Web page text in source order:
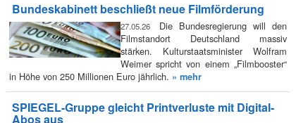
Bundeskabinett beschließt neue Filmförderung
27.05.26
Die Bundesregierung will den
Filmstandort Deutschland massiv
stärken. Kulturstaatsminister Wolfram
Weimer spricht von einem „Filmbooster“
in Höhe von 250 Millionen Euro jährlich. » mehr
SPIEGEL-Gruppe gleicht Printverluste mit Digital-
Abos aus